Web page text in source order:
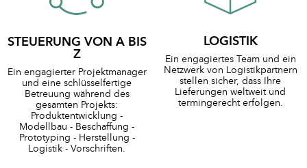
STEUERUNG VON A BIS
Z
Ein engagierter Projektmanager
und eine schlüsselfertige
Betreuung während des
gesamten Projekts:
Produktentwicklung -
Modellbau - Beschaffung -
Prototyping - Herstellung -
Logistik - Vorschriften.
LOGISTIK
Ein engagiertes Team und ein
Netzwerk von Logistikpartnern
stellen sicher, dass Ihre
Lieferungen weltweit und
termingerecht erfolgen.